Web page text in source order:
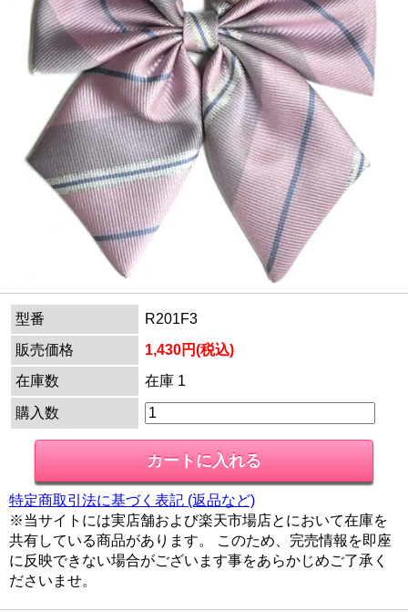
型番
R201F3
販売価格
1,430円(税込)
在庫数
在庫 1
購入数
特定商取引法に基づく表記 (返品など)
※当サイトには実店舗および楽天市場店とにおいて在庫を
共有している商品があります。 このため、完売情報を即座
に反映できない場合がございます事をあらかじめご了承く
ださいませ。